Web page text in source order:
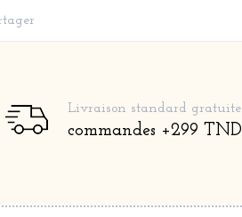
Livraison standard gratuite
commandes +299 TND